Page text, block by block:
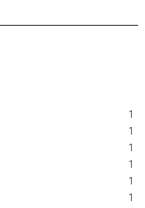
1
1
1
1
1
1